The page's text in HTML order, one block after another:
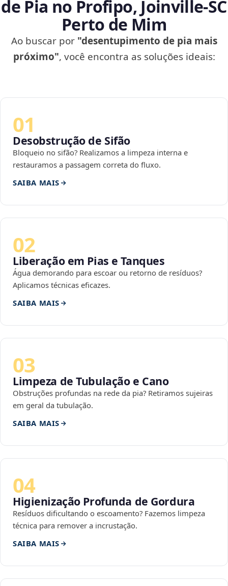
de Pia no Profipo, Joinville‑SC
Perto de Mim
Ao buscar por "desentupimento de pia mais
próximo", você encontra as soluções ideais:
01
Desobstrução de Sifão
Bloqueio no sifão? Realizamos a limpeza interna e
restauramos a passagem correta do fluxo.
SAIBA MAIS
02
Liberação em Pias e Tanques
Água demorando para escoar ou retorno de resíduos?
Aplicamos técnicas eficazes.
SAIBA MAIS
03
Limpeza de Tubulação e Cano
Obstruções profundas na rede da pia? Retiramos sujeiras
em geral da tubulação.
SAIBA MAIS
04
Higienização Profunda de Gordura
Resíduos dificultando o escoamento? Fazemos limpeza
técnica para remover a incrustação.
SAIBA MAIS